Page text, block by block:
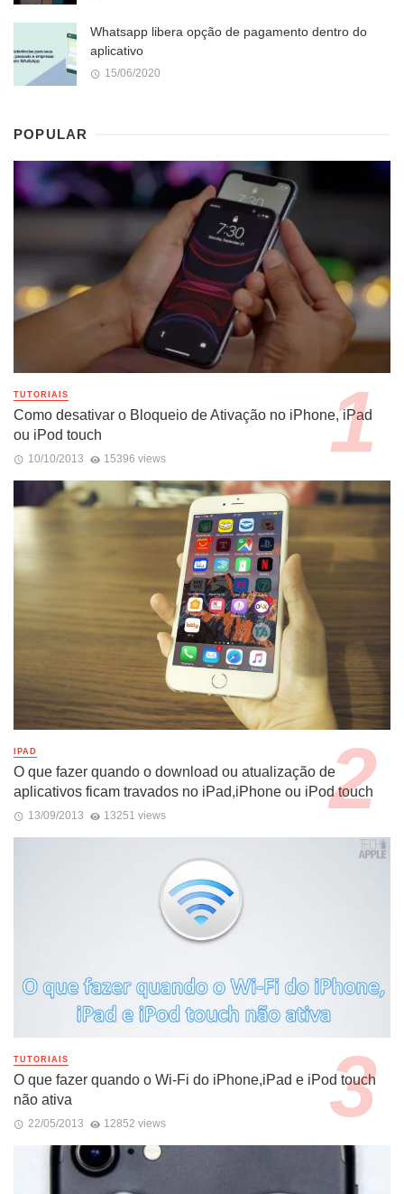
Whatsapp libera opção de pagamento dentro do
aplicativo
15/06/2020
POPULAR
TUTORIAIS
Como desativar o Bloqueio de Ativação no iPhone, iPad
ou iPod touch
10/10/2013 15396 views
IPAD
O que fazer quando o download ou atualização de
aplicativos ficam travados no iPad,iPhone ou iPod touch
13/09/2013 13251 views
TUTORIAIS
O que fazer quando o Wi-Fi do iPhone,iPad e iPod touch
não ativa
22/05/2013 12852 views